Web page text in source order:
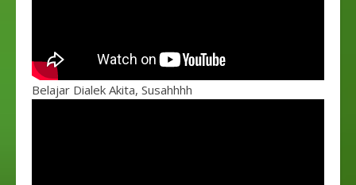
Belajar Dialek Akita, Susahhhh